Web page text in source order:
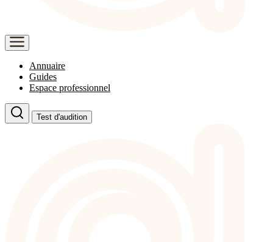
Annuaire
Guides
Espace professionnel
Test d'audition